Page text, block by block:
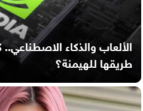
الألعاب والذكاء
طريقها للهيمنة؟